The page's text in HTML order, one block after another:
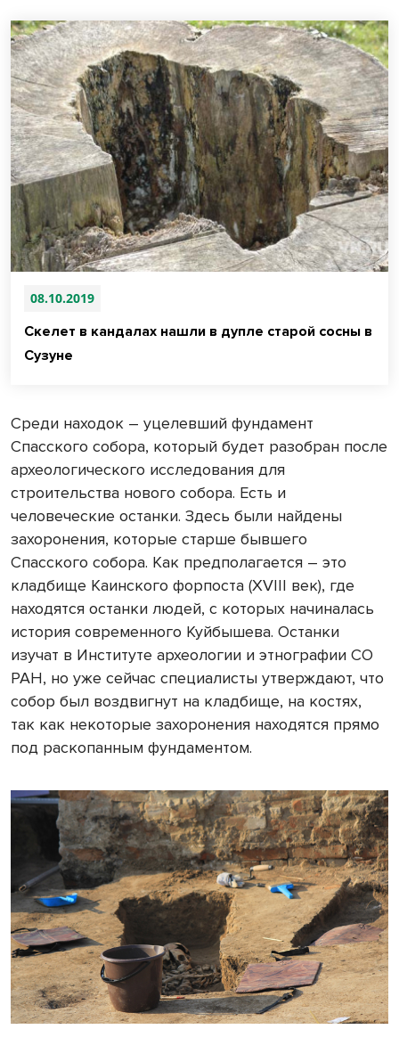
08.10.2019
Скелет в кандалах нашли в дупле старой сосны в
Сузуне
Среди находок – уцелевший фундамент
Спасского собора, который будет разобран после
археологического исследования для
строительства нового собора. Есть и
человеческие останки. Здесь были найдены
захоронения, которые старше бывшего
Спасского собора. Как предполагается – это
кладбище Каинского форпоста (XVIII век), где
находятся останки людей, с которых начиналась
история современного Куйбышева. Останки
изучат в Институте археологии и этнографии СО
РАН, но уже сейчас специалисты утверждают, что
собор был воздвигнут на кладбище, на костях,
так как некоторые захоронения находятся прямо
под раскопанным фундаментом.